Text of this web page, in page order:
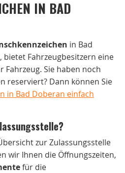
IN BAD
in Bad
bietet Fahrzeugbesitzern eine
Fahrzeug. Sie haben noch
reserviert? Dann können Sie
in Bad Doberan einfach
zur Zulassungsstelle
wir Ihnen die Öffnungszeiten,
für die